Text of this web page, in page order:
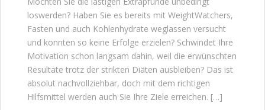
loswerden? Haben Sie es bereits mit WeightWatchers,
Fasten und auch Kohlenhydrate weglassen versucht
und konnten so keine Erfolge erzielen? Schwindet Ihre
Motivation schon langsam dahin, weil die erwünschten
Resultate trotz der strikten Diäten ausbleiben? Das ist
absolut nachvollziehbar, doch mit dem richtigen
Hilfsmittel werden auch Sie Ihre Ziele erreichen. […]